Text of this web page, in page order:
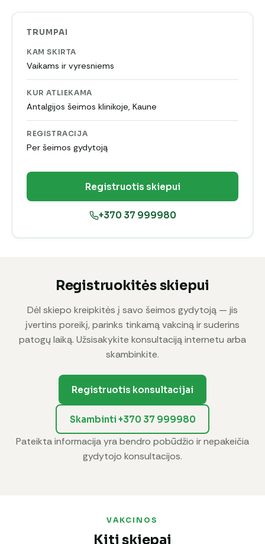
TRUMPAI
KAM SKIRTA
Vaikams ir vyresniems
KUR ATLIEKAMA
Antalgijos šeimos klinikoje, Kaune
REGISTRACIJA
Per šeimos gydytoją
Registruotis skiepui
+370 37 999980
Registruokitės skiepui
Dėl skiepo kreipkitės į savo šeimos gydytoją — jis
įvertins poreikį, parinks tinkamą vakciną ir suderins
patogų laiką. Užsisakykite konsultaciją internetu arba
skambinkite.
Registruotis konsultacijai
Skambinti +370 37 999980
Pateikta informacija yra bendro pobūdžio ir nepakeičia
gydytojo konsultacijos.
VAKCINOS
Kiti skiepai